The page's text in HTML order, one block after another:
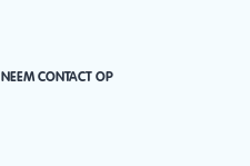
NEEM CONTACT OP